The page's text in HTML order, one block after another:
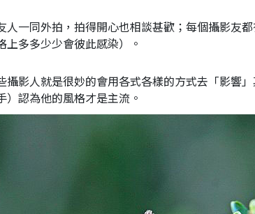
人一同外拍，拍得開心也相談甚歡；每個攝影友
上多多少少會彼此感染）。
攝影人就是很妙的會用各式各樣的方式去「影響
）認為他的風格才是主流。